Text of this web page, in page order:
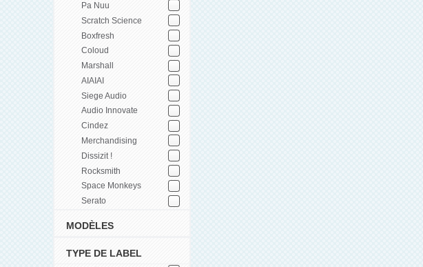
Pa Nuu
Scratch Science
Boxfresh
Coloud
Marshall
AIAIAI
Siege Audio
Audio Innovate
Cindez
Merchandising
Dissizit !
Rocksmith
Space Monkeys
Serato
MODÈLES
TYPE DE LABEL